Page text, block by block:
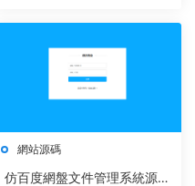
網站源碼
仿百度網盤文件管理系統源